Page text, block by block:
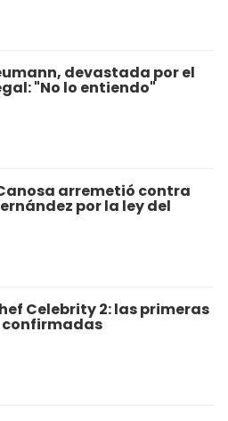
devastada por el
"No lo entiendo"
arremetió contra
por la ley del
Celebrity 2: las primeras